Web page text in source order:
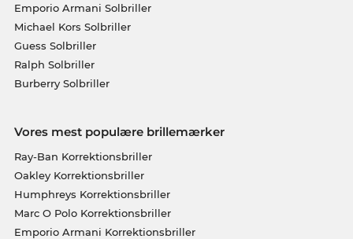
Emporio Armani Solbriller
Michael Kors Solbriller
Guess Solbriller
Ralph Solbriller
Burberry Solbriller
Vores mest populære brillemærker
Ray-Ban Korrektionsbriller
Oakley Korrektionsbriller
Humphreys Korrektionsbriller
Marc O Polo Korrektionsbriller
Emporio Armani Korrektionsbriller